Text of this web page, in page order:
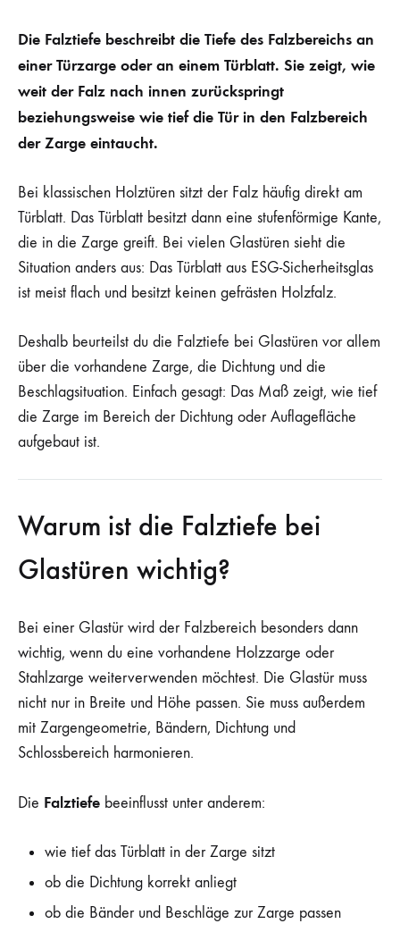
Die Falztiefe beschreibt die Tiefe des Falzbereichs an
einer Türzarge oder an einem Türblatt. Sie zeigt, wie
weit der Falz nach innen zurückspringt
beziehungsweise wie tief die Tür in den Falzbereich
der Zarge eintaucht.
Bei klassischen Holztüren sitzt der Falz häufig direkt am
Türblatt. Das Türblatt besitzt dann eine stufenförmige Kante,
die in die Zarge greift. Bei vielen Glastüren sieht die
Situation anders aus: Das Türblatt aus ESG-Sicherheitsglas
ist meist flach und besitzt keinen gefrästen Holzfalz.
Deshalb beurteilst du die Falztiefe bei Glastüren vor allem
über die vorhandene Zarge, die Dichtung und die
Beschlagsituation. Einfach gesagt: Das Maß zeigt, wie tief
die Zarge im Bereich der Dichtung oder Auflagefläche
aufgebaut ist.
Warum ist die Falztiefe bei
Glastüren wichtig?
Bei einer Glastür wird der Falzbereich besonders dann
wichtig, wenn du eine vorhandene Holzzarge oder
Stahlzarge weiterverwenden möchtest. Die Glastür muss
nicht nur in Breite und Höhe passen. Sie muss außerdem
mit Zargengeometrie, Bändern, Dichtung und
Schlossbereich harmonieren.
Die Falztiefe beeinflusst unter anderem:
wie tief das Türblatt in der Zarge sitzt
ob die Dichtung korrekt anliegt
ob die Bänder und Beschläge zur Zarge passen